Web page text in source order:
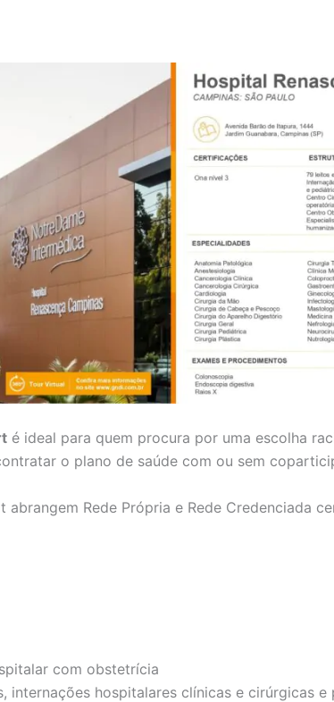
é ideal para quem procura por uma escolha
o plano de saúde com ou sem
abrangem Rede Própria e Rede Credenciada
com obstetrícia
internações hospitalares clínicas e cirúrgicas e